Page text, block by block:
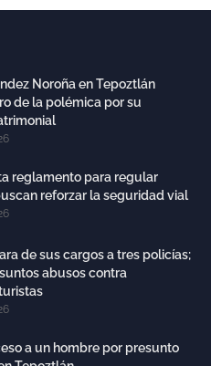
Noroña en Tepoztlán
de la polémica por su
reglamento para regular
reforzar la seguridad vial
de sus cargos a tres policías;
abusos contra
a un hombre por presunto